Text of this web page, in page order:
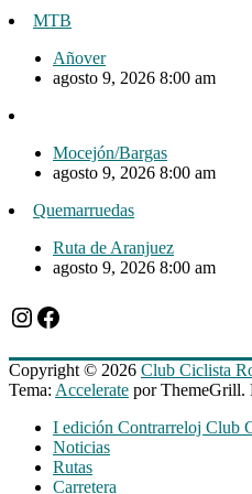
MTB
Añover
agosto 9, 2026 8:00 am
Mocejón/Bargas
agosto 9, 2026 8:00 am
Quemarruedas
Ruta de Aranjuez
agosto 9, 2026 8:00 am
Instagram
Facebook
Copyright © 2026 Club Ciclista
Tema: Accelerate por ThemeGrill.
I edición Contrarreloj Club
Noticias
Rutas
Carretera